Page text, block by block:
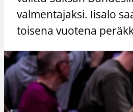
valmentajaksi. Iisalo
toisena vuotena